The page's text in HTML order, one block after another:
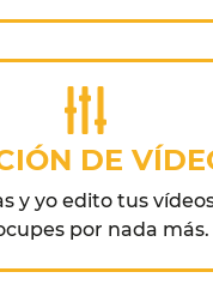
DE
y yo edito tus
por nada más.​